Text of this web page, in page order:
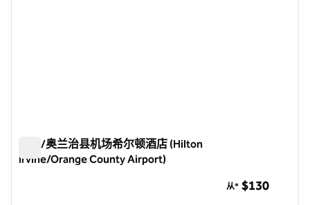
欧文/奥兰治县机场希尔顿酒店 (Hilton
Irvine/Orange County Airport)
从* $130